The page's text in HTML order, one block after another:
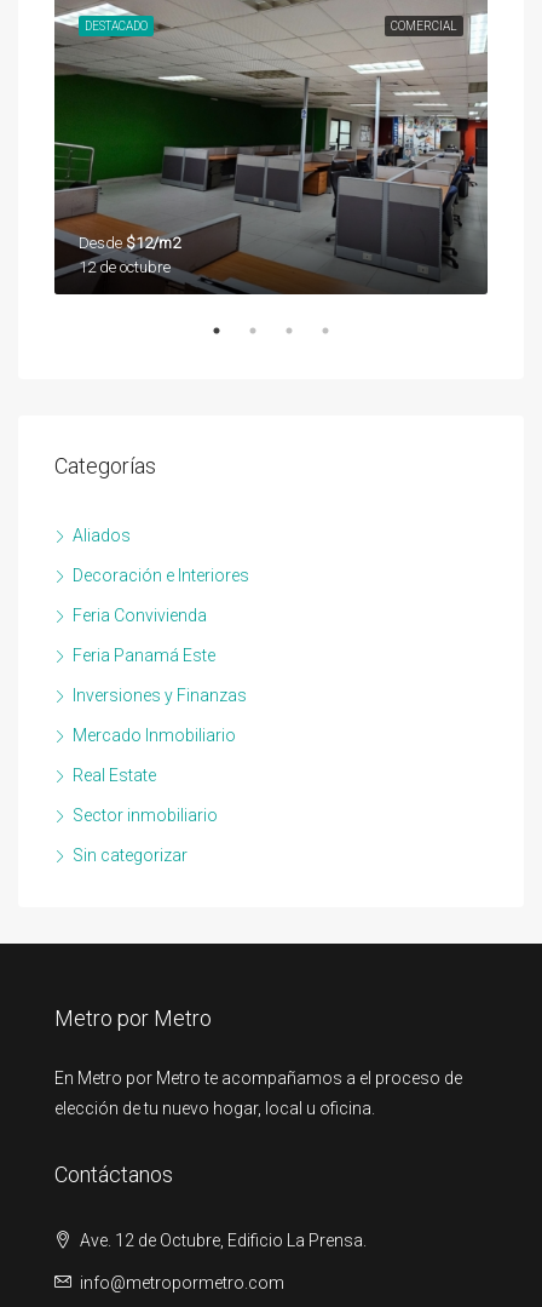
COMERCIAL
DESTACADO
Desde$12/m2
12 de octubre
Categorías
Aliados
Decoración e Interiores
Feria Convivienda
Feria Panamá Este
Inversiones y Finanzas
Mercado Inmobiliario
Real Estate
Sector inmobiliario
Sin categorizar
Metro por Metro
En Metro por Metro te acompañamos a el proceso de
elección de tu nuevo hogar, local u oficina.
Contáctanos
Ave. 12 de Octubre, Edificio La Prensa.
info@metropormetro.com